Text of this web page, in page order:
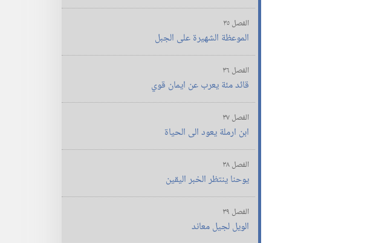
الفصل ٣٥
الموعظة الشهيرة على الجبل
الفصل ٣٦
قائد مئة يعرب عن ايمان قوي
الفصل ٣٧
ابن ارملة يعود الى الحياة
الفصل ٣٨
يوحنا ينتظر الخبر اليقين
الفصل ٣٩
الويل لجيل معاند